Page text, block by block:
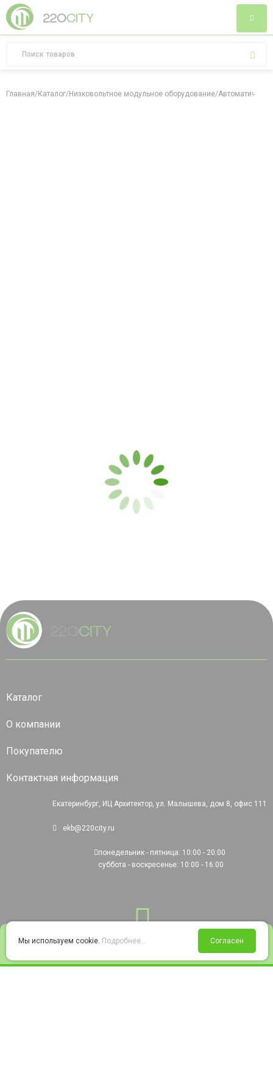
Войти Избранное Корзина
Главная/Каталог/Низковольтное модульное оборудование/
Каталог
О компании
Покупателю
Контактная информация
Екатеринбург, ИЦ Архитектор, ул. Малышева, дом 8, офис 111
ekb@220city.ru
понедельник - пятница: 10:00 - 20:00
суббота - воскресенье: 10:00 - 16:00
Мы используем cookie. Подробнее... Согласен